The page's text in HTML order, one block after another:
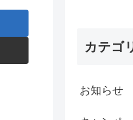
カテゴ
お知らせ